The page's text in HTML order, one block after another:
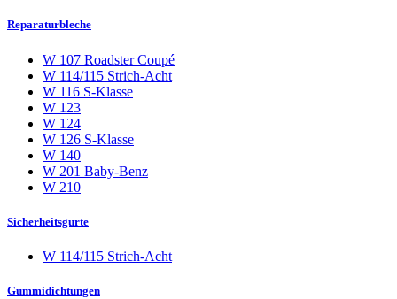
Reparaturbleche
W 107 Roadster Coupé
W 114/115 Strich-Acht
W 116 S-Klasse
W 123
W 124
W 126 S-Klasse
W 140
W 201 Baby-Benz
W 210
Sicherheitsgurte
W 114/115 Strich-Acht
Gummidichtungen